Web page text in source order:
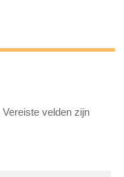
Vereiste velden zijn